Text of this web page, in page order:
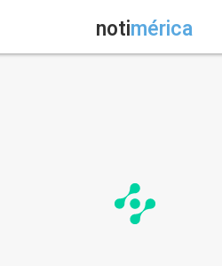
notimérica